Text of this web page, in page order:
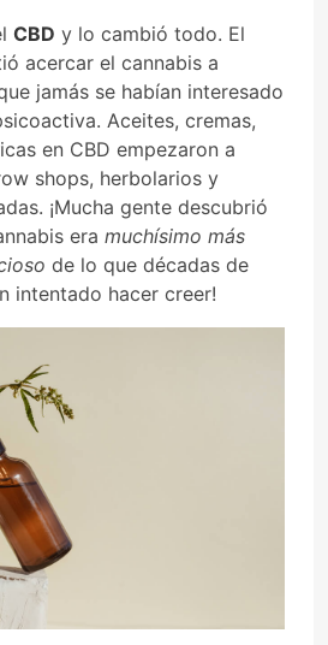
CBD y lo cambió todo. El
acercar el cannabis a
jamás se habían interesado
Aceites, cremas,
en CBD empezaron a
shops, herbolarios y
¡Mucha gente descubrió
era muchísimo más
de lo que décadas de
intentado hacer creer!